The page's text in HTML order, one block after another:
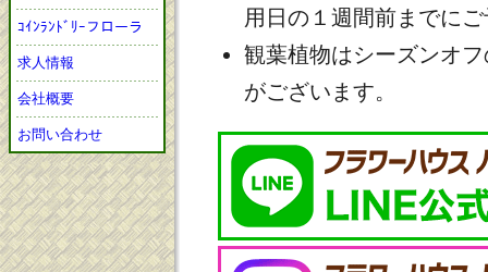
ｺｲﾝﾗﾝﾄﾞﾘｰフローラ
求人情報
会社概要
お問い合わせ
用日の１週間前までに
観葉植物はシーズンオ
がございます。